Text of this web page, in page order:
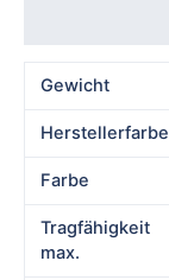
Gewicht
Herstellerfarbe
Farbe
Tragfähigkeit
max.